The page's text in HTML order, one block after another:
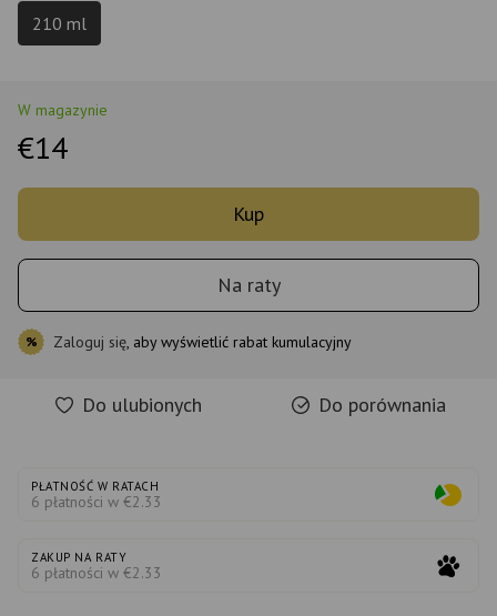
210 ml
W magazynie
€14
Kup
Na raty
% Zaloguj się , aby wyświetlić rabat kumulacyjny
Do ulubionych Do porównania
PŁATNOŚĆ W RATACH
6 płatności w €2.33
ZAKUP NA RATY
6 płatności w €2.33